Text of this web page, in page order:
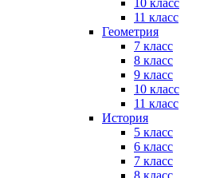
10 класс
11 класс
Геометрия
7 класс
8 класс
9 класс
10 класс
11 класс
История
5 класс
6 класс
7 класс
8 класс